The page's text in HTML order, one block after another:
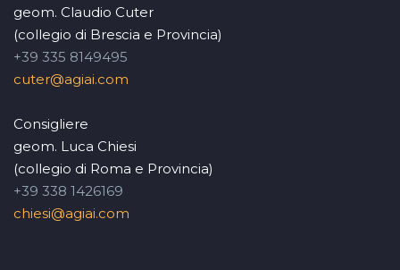
geom. Claudio Cuter
(collegio di Brescia e Provincia)
+39 335 8149495
cuter@agiai.com
Consigliere
geom. Luca Chiesi
(collegio di Roma e Provincia)
+39 338 1426169
chiesi@agiai.com